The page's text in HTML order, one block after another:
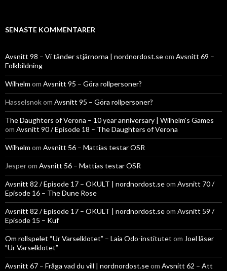
SENASTE KOMMENTARER
Avsnitt 98 – Vi tänder stjärnorna | nordnordost.seom Avsnitt 69 –
Folkbildning
Wilhelm om Avsnitt 95 – Göra rollpersoner?
Hasselsnokom Avsnitt 95 – Göra rollpersoner?
The Daughters of Verona – 10 year anniversary | Wilhelm's Games
om Avsnitt 90 / Episode 18 – The Daughters of Verona
Wilhelm om Avsnitt 56 – Mattias testar OSR
Jesperom Avsnitt 56 – Mattias testar OSR
Avsnitt 82 / Episode 17 – OKULT | nordnordost.seom Avsnitt 70 /
Episode 16 – The Dune Rose
Avsnitt 82 / Episode 17 – OKULT | nordnordost.seom Avsnitt 59 /
Episode 15 – Kuf
Om rollspelet “Ur Varselklotet” – Laia Odo-institutet om Joel läser
”Ur Varselklotet”
Avsnitt 67 – Fråga vad du vill | nordnordost.seom Avsnitt 62 – Att